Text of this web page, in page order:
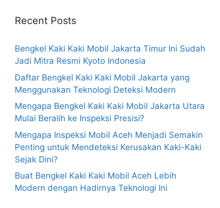
Recent Posts
Bengkel Kaki Kaki Mobil Jakarta Timur Ini Sudah
Jadi Mitra Resmi Kyoto Indonesia
Daftar Bengkel Kaki Kaki Mobil Jakarta yang
Menggunakan Teknologi Deteksi Modern
Mengapa Bengkel Kaki Kaki Mobil Jakarta Utara
Mulai Beralih ke Inspeksi Presisi?
Mengapa Inspeksi Mobil Aceh Menjadi Semakin
Penting untuk Mendeteksi Kerusakan Kaki-Kaki
Sejak Dini?
Buat Bengkel Kaki Kaki Mobil Aceh Lebih
Modern dengan Hadirnya Teknologi Ini